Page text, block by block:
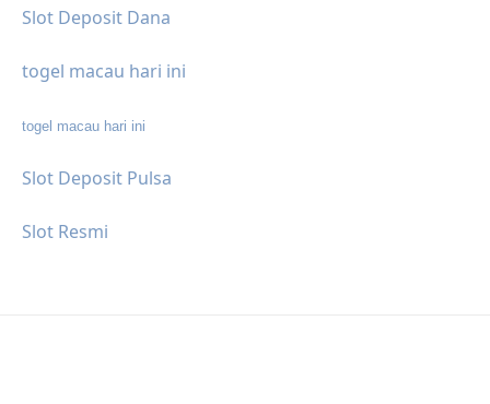
Slot Deposit Dana
togel macau hari ini
togel macau hari ini
Slot Deposit Pulsa
Slot Resmi